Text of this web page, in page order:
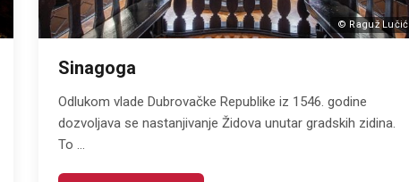
© Raguž Lučić
Sinagoga
Odlukom vlade Dubrovačke Republike iz 1546. godine
dozvoljava se nastanjivanje Židova unutar gradskih zidina.
To ...